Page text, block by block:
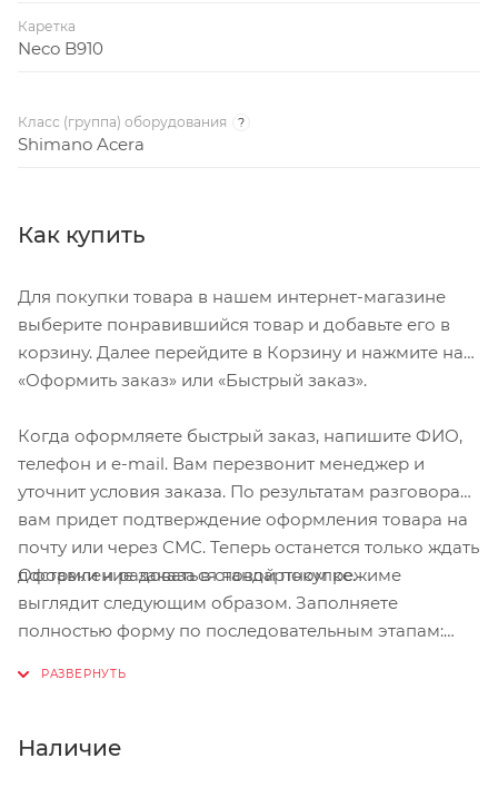
Каретка
Neco B910
Класс (группа) оборудования ?
Shimano Acera
Как купить
Для покупки товара в нашем интернет-магазине
выберите понравившийся товар и добавьте его в
корзину. Далее перейдите в Корзину и нажмите на
«Оформить заказ» или «Быстрый заказ».
Когда оформляете быстрый заказ, напишите ФИО,
телефон и e-mail. Вам перезвонит менеджер и
уточнит условия заказа. По результатам разговора
вам придет подтверждение оформления товара на
почту или через СМС. Теперь останется только ждать
доставки и радоваться новой покупке.
Оформление заказа в стандартном режиме
выглядит следующим образом. Заполняете
полностью форму по последовательным этапам:
Нажмите кнопку «Оформить заказ».
Наличие